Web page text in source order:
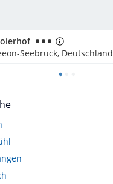
Seebruck, Deutschland